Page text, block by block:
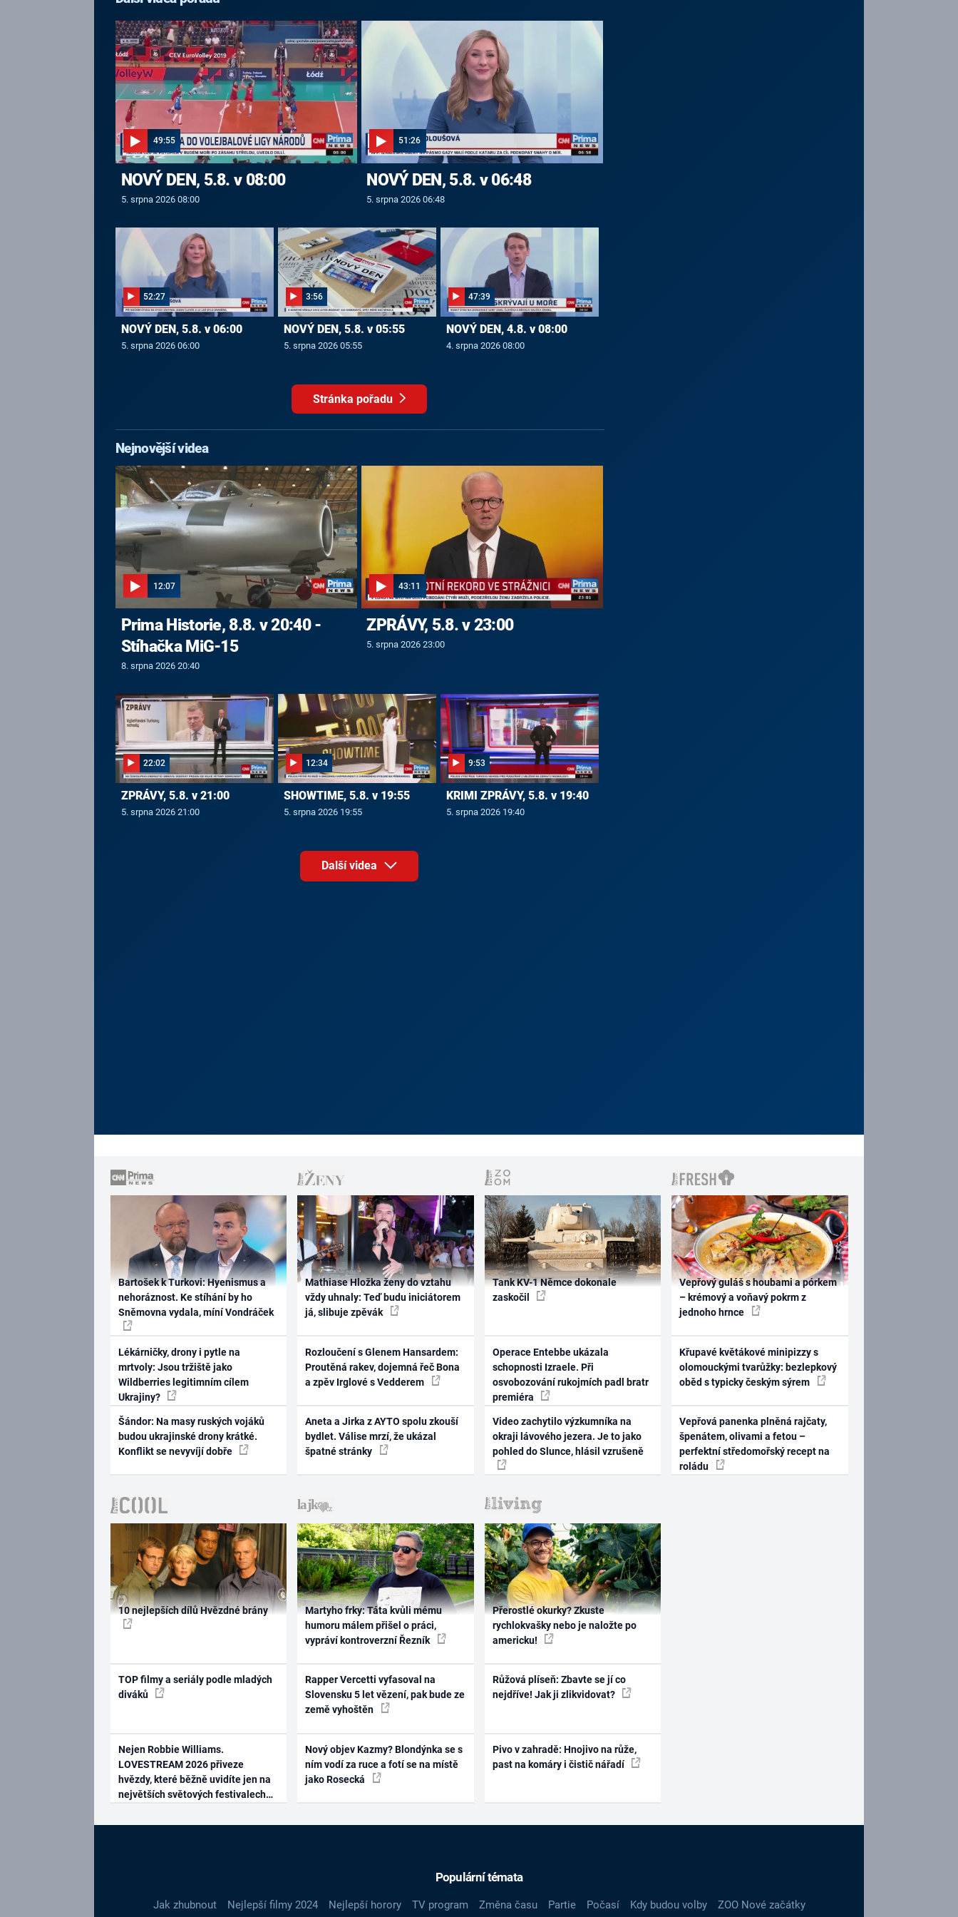
49:55
NOVÝ DEN, 5.8. v 08:00
5. srpna 2026 08:00
51:26
NOVÝ DEN, 5.8. v 06:48
5. srpna 2026 06:48
52:27
NOVÝ DEN, 5.8. v 06:00
5. srpna 2026 06:00
3:56
NOVÝ DEN, 5.8. v 05:55
5. srpna 2026 05:55
47:39
NOVÝ DEN, 4.8. v 08:00
4. srpna 2026 08:00
Stránka pořadu
Nejnovější videa
12:07
Prima Historie, 8.8. v 20:40 -
Stíhačka MiG-15
8. srpna 2026 20:40
43:11
ZPRÁVY, 5.8. v 23:00
5. srpna 2026 23:00
22:02
ZPRÁVY, 5.8. v 21:00
5. srpna 2026 21:00
12:34
SHOWTIME, 5.8. v 19:55
5. srpna 2026 19:55
9:53
KRIMI ZPRÁVY, 5.8. v 19:40
5. srpna 2026 19:40
Další videa
Bartošek k Turkovi: Hyenismus a
nehoráznost. Ke stíhání by ho
Sněmovna vydala, míní Vondráček
Lékárničky, drony i pytle na
mrtvoly: Jsou tržiště jako
Wildberries legitimním cílem
Ukrajiny?
Šándor: Na masy ruských vojáků
budou ukrajinské drony krátké.
Konflikt se nevyvíjí dobře
Mathiase Hložka ženy do vztahu
vždy uhnaly: Teď budu iniciátorem
já, slibuje zpěvák
Rozloučení s Glenem Hansardem:
Proutěná rakev, dojemná řeč Bona
a zpěv Irglové s Vedderem
Aneta a Jirka z AYTO spolu zkouší
bydlet. Válise mrzí, že ukázal
špatné stránky
Tank KV-1 Němce dokonale
zaskočil
Operace Entebbe ukázala
schopnosti Izraele. Při
osvobozování rukojmích padl bratr
premiéra
Video zachytilo výzkumníka na
okraji lávového jezera. Je to jako
pohled do Slunce, hlásil vzrušeně
Vepřový guláš s houbami a pórkem
– krémový a voňavý pokrm z
jednoho hrnce
Křupavé květákové minipizzy s
olomouckými tvarůžky: bezlepkový
oběd s typicky českým sýrem
Vepřová panenka plněná rajčaty,
špenátem, olivami a fetou –
perfektní středomořský recept na
roládu
10 nejlepších dílů Hvězdné brány
TOP filmy a seriály podle mladých
diváků
Nejen Robbie Williams.
LOVESTREAM 2026 přiveze
hvězdy, které běžně uvidíte jen na
největších světových festivalech
Martyho frky: Táta kvůli mému
humoru málem přišel o práci,
vypráví kontroverzní Řezník
Rapper Vercetti vyfasoval na
Slovensku 5 let vězení, pak bude ze
země vyhoštěn
Nový objev Kazmy? Blondýnka se s
ním vodí za ruce a fotí se na místě
jako Rosecká
Přerostlé okurky? Zkuste
rychlokvašky nebo je naložte po
americku!
Růžová plíseň: Zbavte se jí co
nejdříve! Jak ji zlikvidovat?
Pivo v zahradě: Hnojivo na růže,
past na komáry i čistič nářadí
Populární témata
Jak zhubnout Nejlepší filmy 2024 Nejlepší horory TV program Změna času Partie Počasí Kdy budou volby ZOO Nové začátky